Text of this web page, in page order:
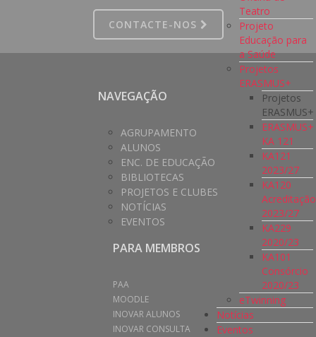
Teatro
Projeto
Educação para
a Saúde
Projetos
ERASMUS+
Projetos
ERASMUS+
ERASMUS+
KA 121
KA121
2023/27
KA120
Acreditação
2023/27
KA229
2020/23
KA101
Consórcio
2020/23
eTwinning
Notícias
Eventos
CONTACTE-NOS
NAVEGAÇÃO
AGRUPAMENTO
ALUNOS
ENC. DE EDUCAÇÃO
BIBLIOTECAS
PROJETOS E CLUBES
NOTÍCIAS
EVENTOS
PARA MEMBROS
PAA
MOODLE
INOVAR ALUNOS
INOVAR CONSULTA